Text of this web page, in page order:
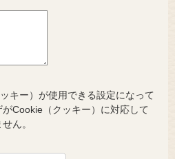
キー）が使用できる設定になって
Cookie（クッキー）に対応して
ん。